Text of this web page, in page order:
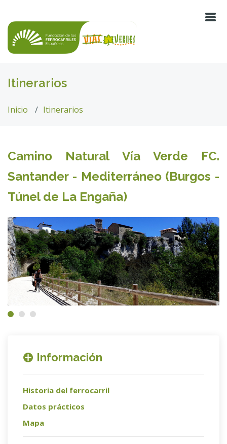
Itinerarios
Inicio Itinerarios
Camino Natural Vía Verde FC.
Santander - Mediterráneo (Burgos -
Túnel de La Engaña)
Información
Historia del ferrocarril
Datos prácticos
Mapa